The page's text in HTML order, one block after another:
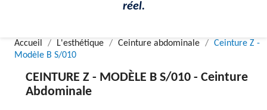
réel.
Accueil L'esthétique Ceinture abdominale
Ceinture Z -
Modèle B S/010
CEINTURE Z - MODÈLE B S/010 - Ceinture
Abdominale